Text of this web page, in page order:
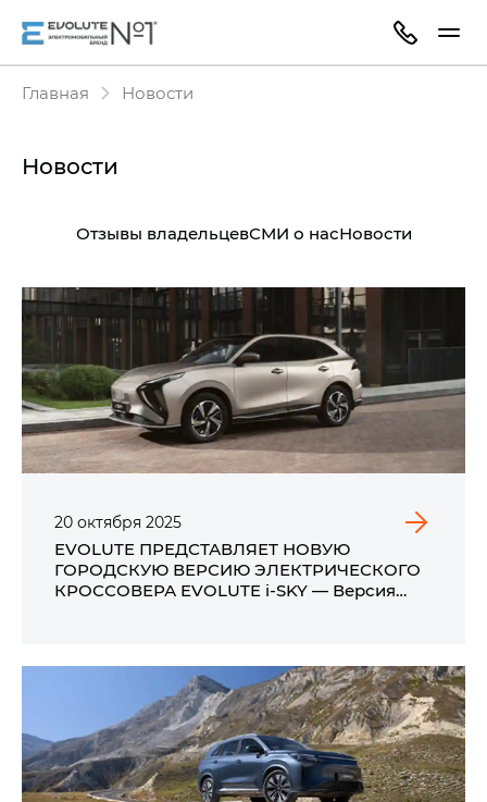
Главная Новости
Новости
Отзывы владельцевСМИ о насНовости
20 октября 2025
EVOLUTE ПРЕДСТАВЛЯЕТ НОВУЮ
ГОРОДСКУЮ ВЕРСИЮ ЭЛЕКТРИЧЕСКОГО
КРОССОВЕРА EVOLUTE i‑SKY — Версия